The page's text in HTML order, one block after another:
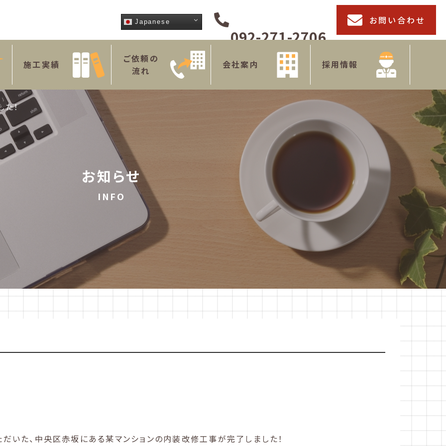
Japanese
092-271-2706
(月～金)8:30～17:30
お問い合わせ
施工実績
ご依頼の
流れ
会社案内 採用情報
！
お知らせ
INFO
いた、中央区赤坂にある某マンションの内装改修工事が完了しました！